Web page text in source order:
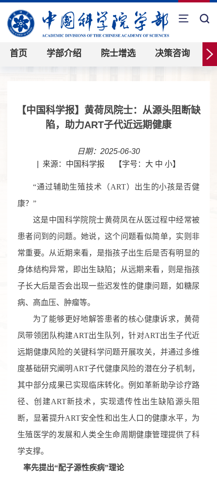
首页 学部介绍 院士增选 决策咨询
【中国科学报】黄荷凤院士：从源头阻断缺
陷，助力ART子代近远期健康
日期：2025-06-30
来源：中国科学报 【字号： 大 中 小】
“通过辅助生殖技术（ART）出生的小孩是否健
康？”
这是中国科学院院士黄荷凤在从医过程中经常被
患者问到的问题。她说，这个问题看似简单，实则非
常重要。从近期来看，是指孩子出生后是否有明显的
身体结构异常，即出生缺陷；从远期来看，则是指孩
子长大后是否会出现一些迟发性的健康问题，如糖尿
病、高血压、肿瘤等。
为了能够更好地解答患者的核心健康诉求，黄荷
凤带领团队构建ART出生队列，针对ART出生子代近
远期健康风险的关键科学问题开展攻关，并通过多维
度基础研究阐明ART子代健康风险的潜在分子机制，
其中部分成果已实现临床转化。例如革新助孕诊疗路
径、创建ART新技术，实现遗传性出生缺陷源头阻
断，显著提升ART安全性和出生人口的健康水平，为
生殖医学的发展和人类全生命周期健康管理提供了科
学支撑。
率先提出“配子源性疾病”理论